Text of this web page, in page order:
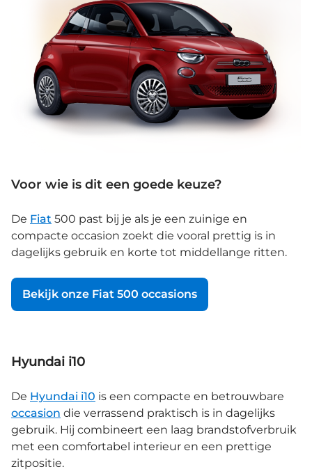
Voor wie is dit een goede keuze?
De Fiat 500 past bij je als je een zuinige en
compacte occasion zoekt die vooral prettig is in
dagelijks gebruik en korte tot middellange ritten.
Bekijk onze Fiat 500 occasions
Hyundai i10
De Hyundai i10 is een compacte en betrouwbare
occasion die verrassend praktisch is in dagelijks
gebruik. Hij combineert een laag brandstofverbruik
met een comfortabel interieur en een prettige
zitpositie.